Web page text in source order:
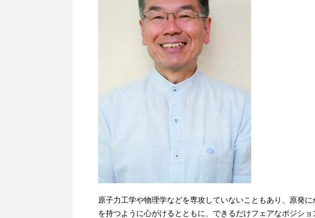
原子力工学や物理学などを専攻していないこともあり、原発
を持つように心がけるとともに、できるだけフェアなポジシ